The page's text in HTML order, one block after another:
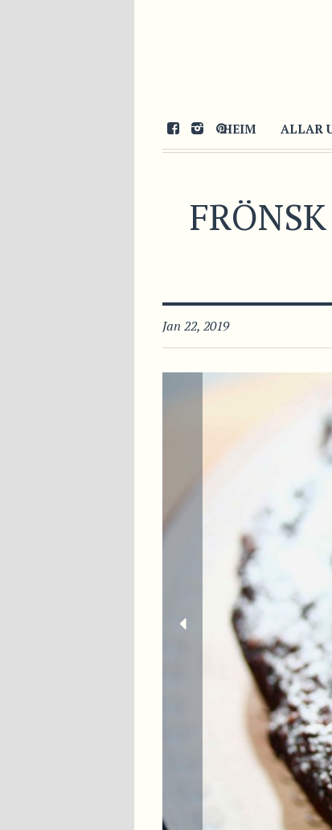
HEIM ALLAR
Jan 22, 2019